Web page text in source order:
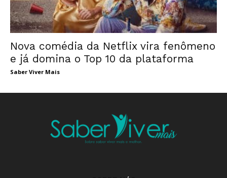
Nova comédia da Netflix vira fenômeno
e já domina o Top 10 da plataforma
Saber Viver Mais